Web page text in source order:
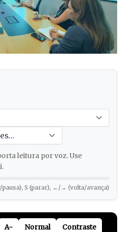
leitura por voz. Use
pausa), S (parar), ←/→ (volta/avança)
A- Normal Contraste